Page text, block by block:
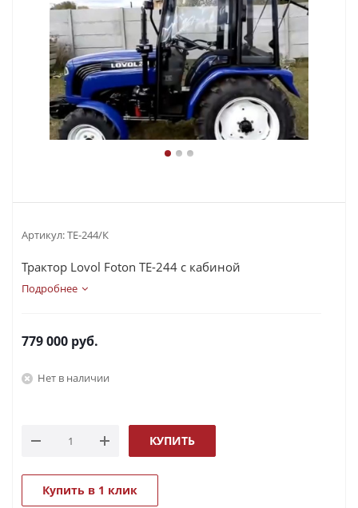
Артикул:ТЕ-244/К
Трактор Lovol Foton TE-244 с кабиной
Подробнее
779 000 руб.
Нет в наличии
КУПИТЬ
Купить в 1 клик